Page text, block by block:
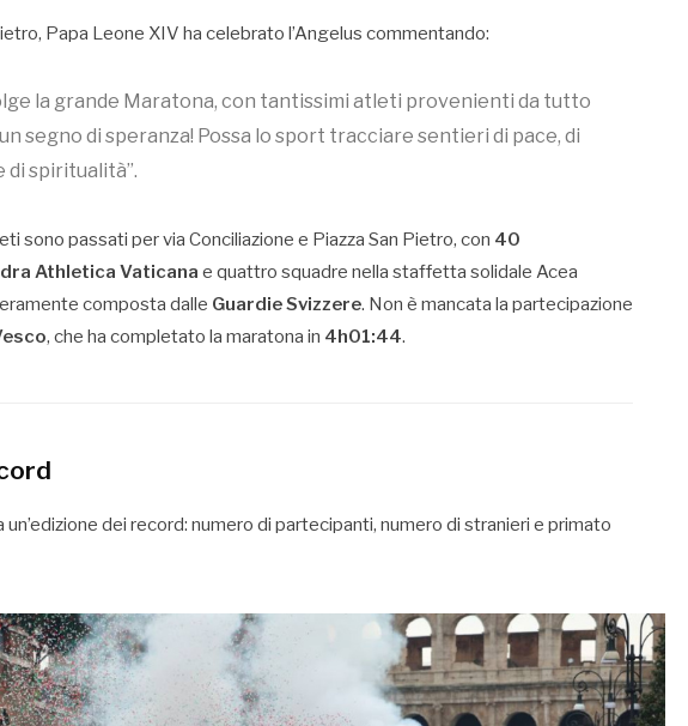
Papa Leone XIV ha celebrato l’Angelus commentando:
la grande Maratona, con tantissimi atleti provenienti da tutto
segno di speranza! Possa lo sport tracciare sentieri di pace, di
di spiritualità”.
sono passati per via Conciliazione e Piazza San Pietro, con 40
Athletica Vaticana e quattro squadre nella staffetta solidale Acea
composta dalle Guardie Svizzere. Non è mancata la partecipazione
, che ha completato la maratona in 4h01:44.
dei record: numero di partecipanti, numero di stranieri e primato